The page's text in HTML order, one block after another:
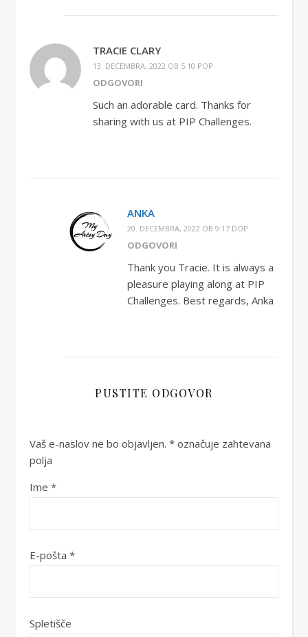
TRACIE CLARY
13. DECEMBRA, 2022 OB 5:10 POP
ODGOVORI
Such an adorable card. Thanks for
sharing with us at PIP Challenges.
ANKA
20. DECEMBRA, 2022 OB 9:17 DOP
ODGOVORI
Thank you Tracie. It is always a
pleasure playing along at PIP
Challenges. Best regards, Anka
PUSTITE ODGOVOR
Vaš e-naslov ne bo objavljen. * označuje zahtevana
polja
Ime *
E-pošta *
Spletišče